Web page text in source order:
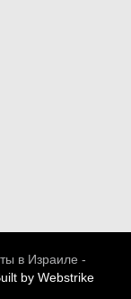
в Израиле -
by Webstrike